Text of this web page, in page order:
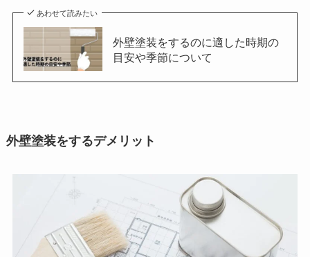
あわせて読みたい
外壁塗装をするのに適した時期の
目安や季節について
外壁塗装をするデメリット